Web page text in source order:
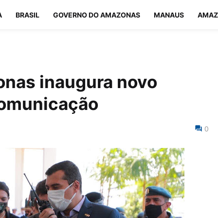
BRASIL GOVERNO DO AMAZONAS MANAUS
inaugura novo
0